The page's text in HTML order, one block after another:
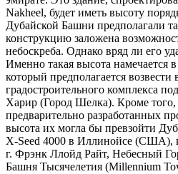
Nakheel, будет иметь высоту
Дубайской Башни предполагали
конструкцию заложена
небоскреба. Однако вряд ли его
Именно такая высота намечается
который предполагается возвести
градостроительного комплекса
Харир (Город Шелка). Кроме того,
предварительно разработанных
высота их могла бы превзойти
X-Seed 4000 в Иллинойсе (США),
г. Фрэнк Ллойд Райт, Небесный
Башня Тысячелетия (Millennium